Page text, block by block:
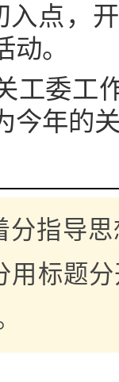
入点，
。
工委工
今年的
分指导
用标题